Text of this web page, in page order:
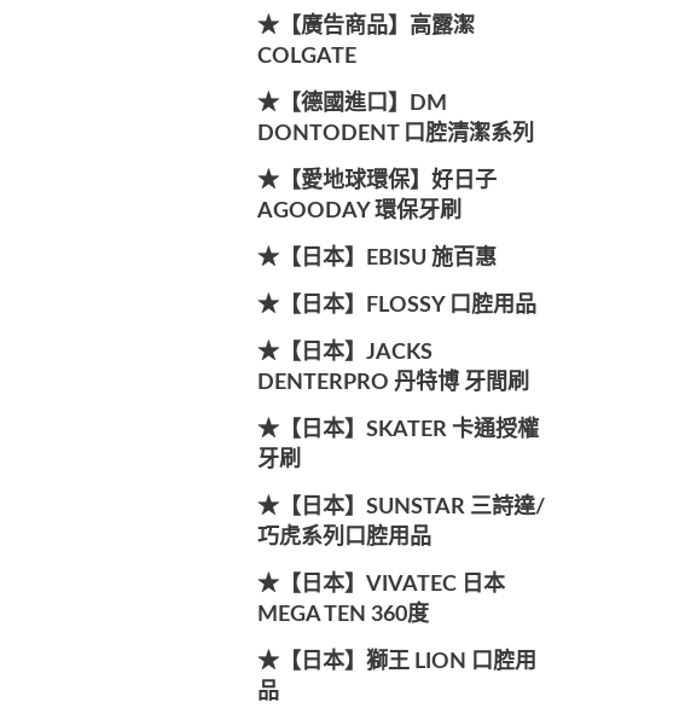
★【廣告商品】高露潔
COLGATE
★【德國進口】DM
DONTODENT 口腔清潔系列
★【愛地球環保】好日子
AGOODAY 環保牙刷
★【日本】EBISU 施百惠
★【日本】FLOSSY 口腔用品
★【日本】JACKS
DENTERPRO 丹特博 牙間刷
★【日本】SKATER 卡通授權
牙刷
★【日本】SUNSTAR 三詩達/
巧虎系列口腔用品
★【日本】VIVATEC 日本
MEGA TEN 360度
★【日本】獅王 LION 口腔用
品